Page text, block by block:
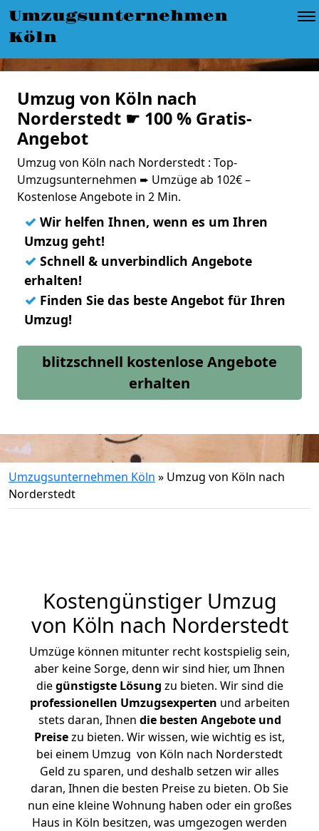
Umzugsunternehmen
Köln
Umzug von Köln nach
Norderstedt ☛ 100 % Gratis-
Angebot
Umzug von Köln nach Norderstedt : Top-
Umzugsunternehmen ➨ Umzüge ab 102€ –
Kostenlose Angebote in 2 Min.
✓ Wir helfen Ihnen, wenn es um Ihren
Umzug geht!
✓ Schnell & unverbindlich Angebote
erhalten!
✓ Finden Sie das beste Angebot für Ihren
Umzug!
blitzschnell kostenlose Angebote
erhalten
Umzugsunternehmen Köln » Umzug von Köln nach
Norderstedt
Kostengünstiger Umzug
von Köln nach Norderstedt
Umzüge können mitunter recht kostspielig sein,
aber keine Sorge, denn wir sind hier, um Ihnen
diegünstigste Lösung zu bieten. Wir sind die
professionellen Umzugsexperten und arbeiten
stets daran, Ihnen die besten Angebote und
Preisezu bieten. Wir wissen, wie wichtig es ist,
bei einem Umzug von Köln nach Norderstedt
Geld zu sparen, und deshalb setzen wir alles
daran, Ihnen die besten Preise zu bieten. Ob Sie
nun eine kleine Wohnung haben oder ein großes
Haus in Köln besitzen, was umgezogen werden